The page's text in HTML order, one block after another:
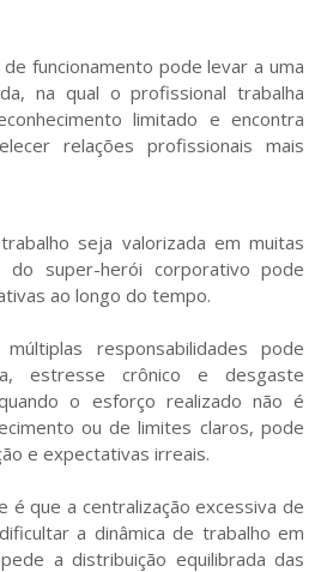
funcionamento pode levar a uma
na qual o profissional trabalha
limitado e encontra
relações profissionais mais
seja valorizada em muitas
do super-herói corporativo pode
ao longo do tempo.
responsabilidades pode
estresse crônico e desgaste
o esforço realizado não é
ou de limites claros, pode
e expectativas irreais.
que a centralização excessiva de
a dinâmica de trabalho em
a distribuição equilibrada das